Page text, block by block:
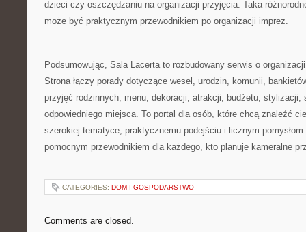
dzieci czy oszczędzaniu na organizacji przyjęcia. Taka
może być praktycznym przewodnikiem po organizacji imprez.
Podsumowując, Sala Lacerta to rozbudowany serwis o
Strona łączy porady dotyczące wesel, urodzin, komunii,
przyjęć rodzinnych, menu, dekoracji, atrakcji, budżetu, stylizacji,
odpowiedniego miejsca. To portal dla osób, które chcą znaleźć
szerokiej tematyce, praktycznemu podejściu i licznym
pomocnym przewodnikiem dla każdego, kto planuje kameralne
CATEGORIES: DOM I GOSPODARSTWO
Comments are closed.